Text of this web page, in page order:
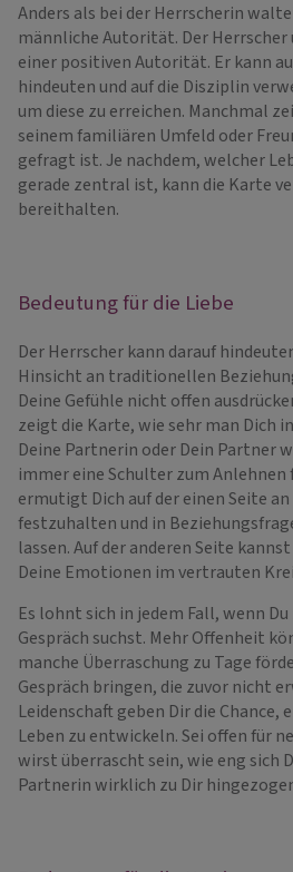
Anders als bei der Herrscherin
männliche Autorität. Der
einer positiven Autorität. Er kann
hindeuten und auf die Disziplin
um diese zu erreichen. Manchmal
seinem familiären Umfeld oder
gefragt ist. Je nachdem, welcher
gerade zentral ist, kann die Karte
bereithalten.
Bedeutung für die Liebe
Der Herrscher kann darauf
Hinsicht an traditionellen
Deine Gefühle nicht offen
zeigt die Karte, wie sehr man Dich
Deine Partnerin oder Dein Partner
immer eine Schulter zum Anlehnen
ermutigt Dich auf der einen Seite
festzuhalten und in
lassen. Auf der anderen Seite
Deine Emotionen im vertrauten
Es lohnt sich in jedem Fall, wenn
Gespräch suchst. Mehr Offenheit
manche Überraschung zu Tage
Gespräch bringen, die zuvor nicht
Leidenschaft geben Dir die Chance,
Leben zu entwickeln. Sei offen für
wirst überrascht sein, wie eng sich
Partnerin wirklich zu Dir